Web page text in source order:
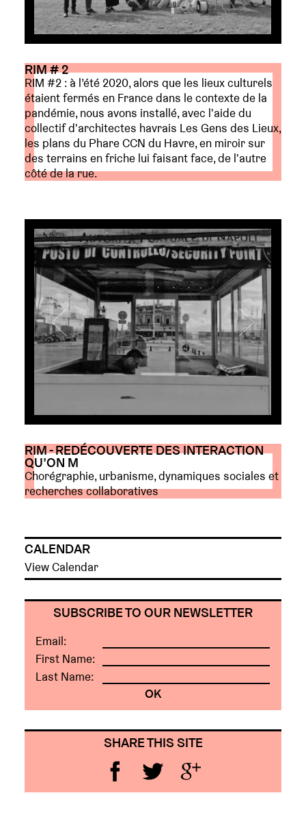
RIM # 2
RIM #2 : à l’été 2020, alors que les lieux culturels
étaient fermés en France dans le contexte de la
pandémie, nous avons installé, avec l'aide du
collectif d'architectes havrais Les Gens des Lieux,
les plans du Phare CCN du Havre, en miroir sur
des terrains en friche lui faisant face, de l'autre
côté de la rue.
RIM - REDÉCOUVERTE DES INTERACTION
QU’ON M
Chorégraphie, urbanisme, dynamiques sociales et
recherches collaboratives
CALENDAR
View Calendar
SUBSCRIBE TO OUR NEWSLETTER
Email:
First Name:
Last Name:
SHARE THIS SITE